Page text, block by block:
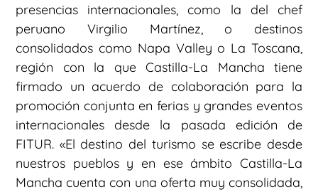
presencias internacionales, como la del chef
peruano Virgilio Martínez, o destinos
consolidados como Napa Valley o La Toscana,
región con la que Castilla-La Mancha tiene
firmado un acuerdo de colaboración para la
promoción conjunta en ferias y grandes eventos
internacionales desde la pasada edición de
FITUR. «El destino del turismo se escribe desde
nuestros pueblos y en ese ámbito Castilla-La
Mancha cuenta con una oferta muy consolidada,